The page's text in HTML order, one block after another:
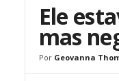
Ele
mas
Por Geovanna